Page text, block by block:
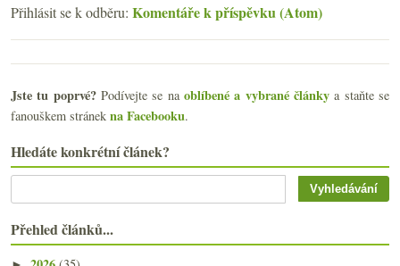
Přihlásit se k odběru: Komentáře k příspěvku (Atom)
Jste tu poprvé?Podívejte se naoblíbené a vybrané články a staňte se
fanouškem stránek na Facebooku.
Hledáte konkrétní článek?
Přehled článků...